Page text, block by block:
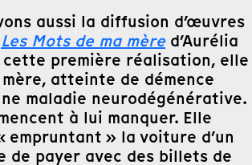
aussi la diffusion d’œuvres
Les Mots de ma mèred’Aurélia
cette première réalisation, elle
atteinte de démence
maladie neurodégénérative.
à lui manquer. Elle
empruntant » la voiture d’un
de payer avec des billets de